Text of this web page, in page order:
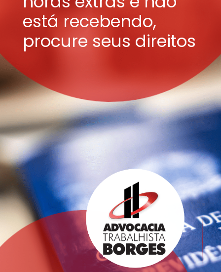
está recebendo,
procure seus direitos